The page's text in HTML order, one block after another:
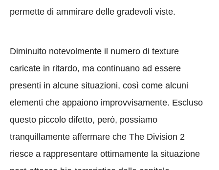
permette di ammirare delle gradevoli viste.
Diminuito notevolmente il numero di texture
caricate in ritardo, ma continuano ad essere
presenti in alcune situazioni, così come alcuni
elementi che appaiono improvvisamente. Escluso
questo piccolo difetto, però, possiamo
tranquillamente affermare che The Division 2
riesce a rappresentare ottimamente la situazione